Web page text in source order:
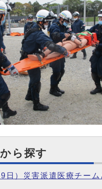
ら探す
日）災害派遣医療チー